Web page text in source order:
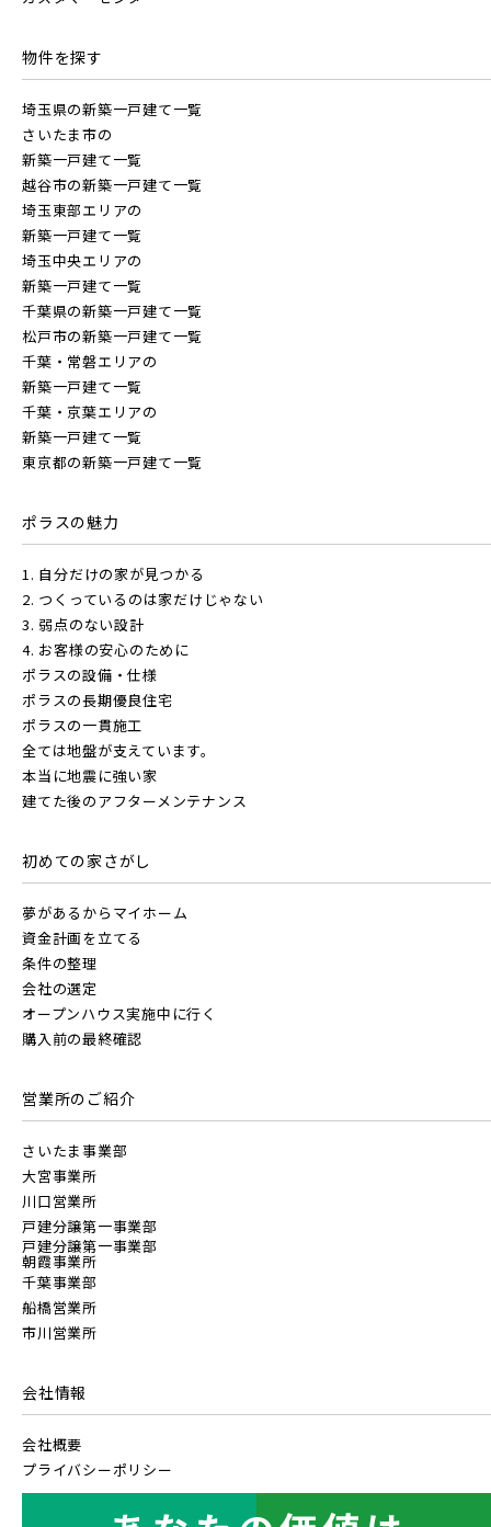
JR埼京線
JR川越線
JR東北本線 [宇都宮線]
JR高崎線
JR武蔵野線
JR常磐線 [快速]
JR常磐線 [上野～仙台]
JR中央・総武線 [各駅停車]
JR総武線 [快速]
JR成田線 [我孫子～成田]
東武鉄道
東武スカイツリーライン
東武アーバンパークライン
見学OK東京都葛飾区
【予告広告】リーズン青砥 アイ・ラウンジ
【予告広告】◆京成本線・京成押上線「青砥」駅徒歩8分の駅
近プロジェクト始動!!◆京成押上線「京成立石」駅徒歩10分◆
京成本線「お花茶屋」駅徒歩15分〈モデルハ...
地図内の物件アイコンを
クリックすると
物件概要が表示されます
地図にあるご希望の物件アイコンをクリックすると
物件詳細が表示されます
見学OK
駅から10分以内
地域
すべて
画像
すべて
キッチン
その他 関連画像
こだわり条件
指定なし
すぐに入居可能
千葉県市川市
埼玉県川越市
物件を探す
埼玉県の新築一戸建て一覧
さいたま市の
新築一戸建て一覧
越谷市の新築一戸建て一覧
埼玉東部エリアの
新築一戸建て一覧
埼玉中央エリアの
新築一戸建て一覧
千葉県の新築一戸建て一覧
松戸市の新築一戸建て一覧
千葉・常磐エリアの
新築一戸建て一覧
千葉・京葉エリアの
新築一戸建て一覧
東京都の新築一戸建て一覧
ポラスの魅力
1. 自分だけの家が見つかる
2. つくっているのは家だけじゃない
3. 弱点のない設計
4. お客様の安心のために
ポラスの設備・仕様
ポラスの長期優良住宅
ポラスの一貫施工
全ては地盤が支えています。
本当に地震に強い家
建てた後のアフターメンテナンス
初めての家さがし
夢があるからマイホーム
資金計画を立てる
条件の整理
会社の選定
オープンハウス実施中に行く
購入前の最終確認
営業所のご紹介
さいたま事業部
大宮事業所
川口営業所
戸建分譲第一事業部
戸建分譲第一事業部
朝霞事業所
千葉事業部
船橋営業所
市川営業所
会社情報
会社概要
プライバシーポリシー